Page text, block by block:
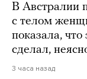
В Австралии
с телом
показала, что
сделал,
3 часа назад